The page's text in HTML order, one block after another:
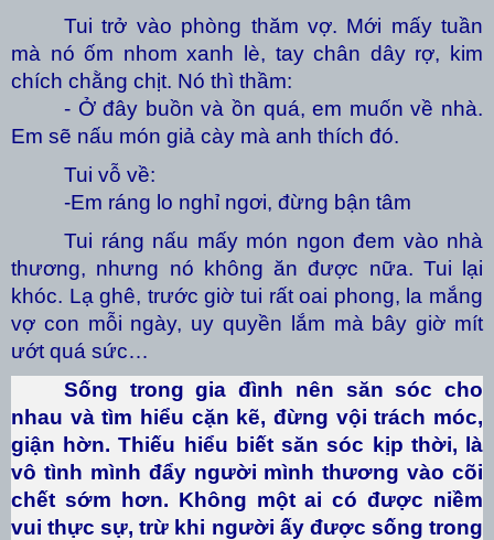
Tui trở vào phòng thăm vợ. Mới mấy tuần
mà nó ốm nhom xanh lè, tay chân dây rợ, kim
chích chằng chịt. Nó thì thầm:
- Ở đây buồn và ồn quá, em muốn về nhà.
Em sẽ nấu món giả cày mà anh thích đó.
Tui vỗ về:
-Em ráng lo nghỉ ngơi, đừng bận tâm
Tui ráng nấu mấy món ngon đem vào nhà
thương, nhưng nó không ăn được nữa. Tui lại
khóc. Lạ ghê, trước giờ tui rất oai phong, la mắng
vợ con mỗi ngày, uy quyền lắm mà bây giờ mít
ướt quá sức…
Sống trong gia đình nên săn sóc cho
nhau và tìm hiểu cặn kẽ, đừng vội trách móc,
giận hờn. Thiếu hiểu biết săn sóc kịp thời, là
vô tình mình đẩy người mình thương vào cõi
chết sớm hơn. Không một ai có được niềm
vui thực sự, trừ khi người ấy được sống trong